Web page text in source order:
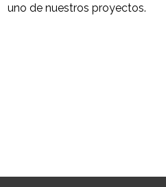
uno de nuestros proyectos.